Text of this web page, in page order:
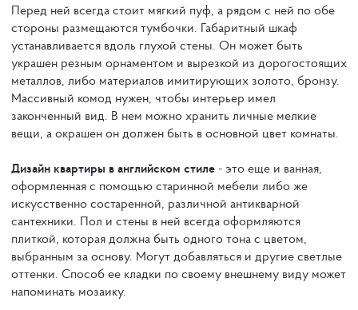
Перед ней всегда стоит мягкий пуф, а рядом с ней по обе
стороны размещаются тумбочки. Габаритный шкаф
устанавливается вдоль глухой стены. Он может быть
украшен резным орнаментом и вырезкой из дорогостоящих
металлов, либо материалов имитирующих золото, бронзу.
Массивный комод нужен, чтобы интерьер имел
законченный вид. В нем можно хранить личные мелкие
вещи, а окрашен он должен быть в основной цвет комнаты.
Дизайн квартиры в английском стиле - это еще и ванная,
оформленная с помощью старинной мебели либо же
искусственно состаренной, различной антикварной
сантехники. Пол и стены в ней всегда оформляются
плиткой, которая должна быть одного тона с цветом,
выбранным за основу. Могут добавляться и другие светлые
оттенки. Способ ее кладки по своему внешнему виду может
напоминать мозаику.